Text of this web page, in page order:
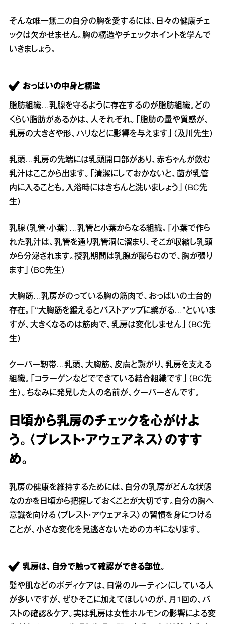
そんな唯一無二の自分の胸を愛するには、日々の健康チェ
ックは欠かせません。胸の構造やチェックポイントを学んで
いきましょう。
おっぱいの中身と構造
脂肪組織…乳腺を守るように存在するのが脂肪組織。どの
くらい脂肪があるかは、人それぞれ。「脂肪の量や質感が、
乳房の大きさや形、ハリなどに影響を与えます」（及川先生）
乳頭…乳房の先端には乳頭開口部があり、赤ちゃんが飲む
乳汁はここから出ます。「清潔にしておかないと、菌が乳管
内に入ることも。入浴時にはきちんと洗いましょう」（BC先
生）
乳腺（乳管・小葉）…乳管と小葉からなる組織。「小葉で作ら
れた乳汁は、乳管を通り乳管洞に溜まり、そこが収縮し乳頭
から分泌されます。授乳期間は乳腺が膨らむので、胸が張り
ます」（BC先生）
大胸筋…乳房がのっている胸の筋肉で、おっぱいの土台的
存在。「“大胸筋を鍛えるとバストアップに繋がる…”といいま
すが、大きくなるのは筋肉で、乳房は変化しません」（BC先
生）
クーパー靭帯…乳頭、大胸筋、皮膚と繋がり、乳房を支える
組織。「コラーゲンなどでできている結合組織です」（BC先
生）。ちなみに発見した人の名前が、クーパーさんです。
日頃から乳房のチェックを心がけよ
う。〈ブレスト・アウェアネス〉のすす
め。
乳房の健康を維持するためには、自分の乳房がどんな状態
なのかを日頃から把握しておくことが大切です。自分の胸へ
意識を向ける〈ブレスト・アウェアネス〉の習慣を身につける
ことが、小さな変化を見逃さないためのカギになります。
乳房は、自分で触って確認ができる部位。
髪や肌などのボディケアは、日常のルーティンにしている人
が多いですが、ぜひそこに加えてほしいのが、月1回の、バ
ストの確認＆ケア。実は乳房は女性ホルモンの影響による変